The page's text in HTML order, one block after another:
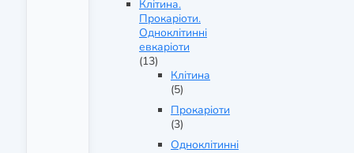
Клітина.
Прокаріоти.
Одноклітинні
евкаріоти
(13)
Клітина
(5)
Прокаріоти
(3)
Одноклітинні